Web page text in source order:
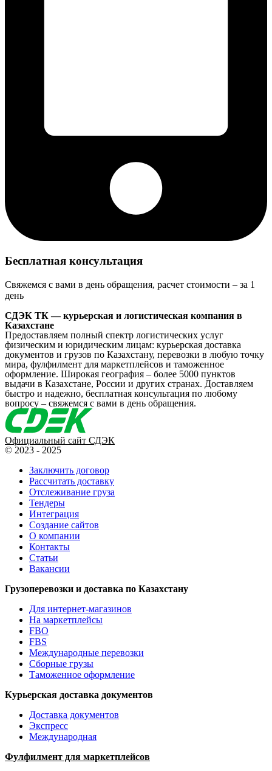
Бесплатная консультация
Свяжемся с вами в день обращения, расчет стоимости – за 1
день
СДЭК ТК — курьерская и логистическая компания в
Казахстане
Предоставляем полный спектр логистических услуг
физическим и юридическим лицам: курьерская доставка
документов и грузов по Казахстану, перевозки в любую точку
мира, фулфилмент для маркетплейсов и таможенное
оформление. Широкая география – более 5000 пунктов
выдачи в Казахстане, России и других странах. Доставляем
быстро и надежно, бесплатная консультация по любому
вопросу – свяжемся с вами в день обращения.
Официальный сайт СДЭК
© 2023 - 2025
Заключить договор
Рассчитать доставку
Отслеживание груза
Тендеры
Интеграция
Создание сайтов
О компании
Контакты
Статьи
Вакансии
Грузоперевозки и доставка по Казахстану
Для интернет-магазинов
На маркетплейсы
FBO
FBS
Международные перевозки
Сборные грузы
Таможенное оформление
Курьерская доставка документов
Доставка документов
Экспресс
Международная
Фулфилмент для маркетплейсов